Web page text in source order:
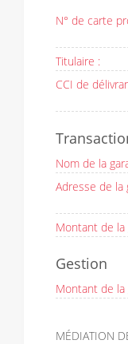
N° de carte
Titulaire :
CCI de
Nom de la
Adresse de la
Montant de la
Gestion
Montant de la
MÉDIATION